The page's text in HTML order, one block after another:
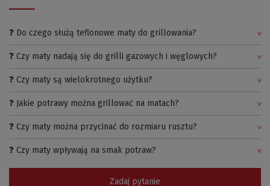
❓ Do czego służą teflonowe maty do grillowania?
❓ Czy maty nadają się do grilli gazowych i węglowych?
❓ Czy maty są wielokrotnego użytku?
❓ Jakie potrawy można grillować na matach?
❓ Czy maty można przycinać do rozmiaru rusztu?
❓ Czy maty wpływają na smak potraw?
Zadaj pytanie